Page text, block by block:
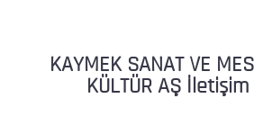
KAYMEK SANAT VE
KÜLTÜR AŞ